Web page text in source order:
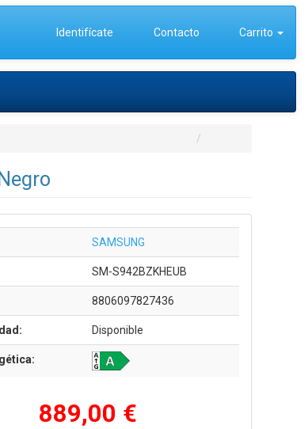
Identifícate Contacto Carrito
SAMSUNG
SM-S942BZKHEUB
8806097827436
Disponible
889,00 €